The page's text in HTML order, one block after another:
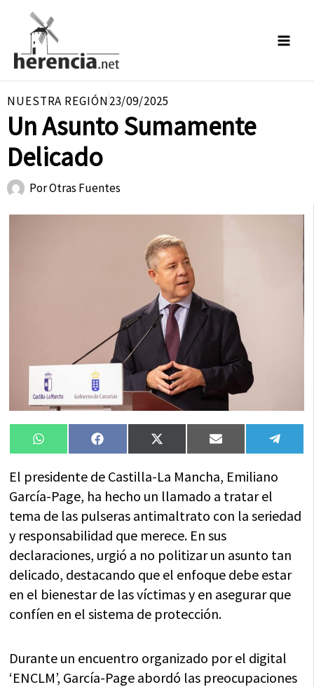
contenido
NUESTRA REGIÓN23/09/2025
Un Asunto Sumamente
Delicado
PorOtras Fuentes
Compartir
en
WhatsAppCompartir
en
FacebookCompartir
en
X
(Twitter)
Compartir
en
Email
en
El presidente de Castilla-La Mancha, Emiliano
García-Page, ha hecho un llamado a tratar el
tema de las pulseras antimaltrato con la seriedad
y responsabilidad que merece. En sus
declaraciones, urgió a no politizar un asunto tan
delicado, destacando que el enfoque debe estar
en el bienestar de las víctimas y en asegurar que
confíen en el sistema de protección.
Durante un encuentro organizado por el digital
‘ENCLM’, García-Page abordó las preocupaciones